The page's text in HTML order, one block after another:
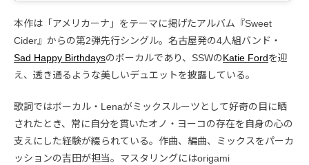
本作は「アメリカーナ」をテーマに掲げたアルバム『Sweet
Cider』からの第2弾先行シングル。名古屋発の4人組バンド・
Sad Happy Birthdaysのボーカルであり、SSWのKatie Fordを迎
え、透き通るような美しいデュエットを披露している。
歌詞ではボーカル・Lenaがミックスルーツとして好奇の目に晒
されたとき、常に自分を貫いたオノ・ヨーコの存在を自身の心の
支えにした経験が綴られている。作曲、編曲、ミックスをパーカ
ッションの吉田が担当。マスタリングにはorigami